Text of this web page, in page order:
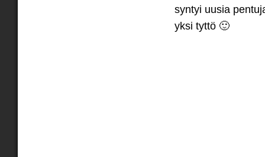
syntyi uusia
yksi tyttö 🙂